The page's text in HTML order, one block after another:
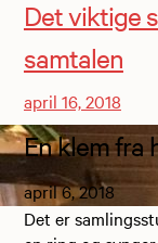
Det viktige
samtalen
april 16, 2018
En klem fra
april 6, 2018
Det er